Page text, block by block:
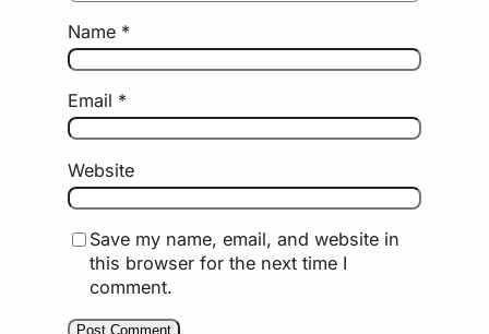
Name *
Email *
Website
Save my name, email, and website in
this browser for the next time I
comment.